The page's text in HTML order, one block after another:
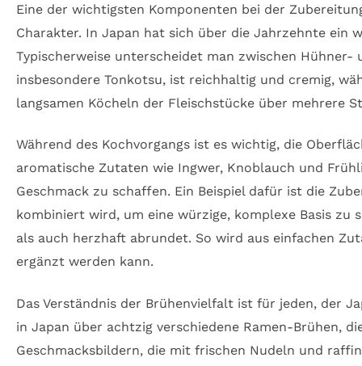
Eine der wichtigsten Komponenten bei der
Charakter. In Japan hat sich über die Jahrzehnte ein
Typischerweise unterscheidet man zwischen
insbesondere Tonkotsu, ist reichhaltig und cremig,
langsamen Köcheln der Fleischstücke über mehrere
Während des Kochvorgangs ist es wichtig, die
aromatische Zutaten wie Ingwer, Knoblauch und
Geschmack zu schaffen. Ein Beispiel dafür ist die
kombiniert wird, um eine würzige, komplexe Basis zu
als auch herzhaft abrundet. So wird aus einfachen
ergänzt werden kann.
Das Verständnis der Brühenvielfalt ist für jeden, der
in Japan über achtzig verschiedene Ramen-Brühen,
Geschmacksbildern, die mit frischen Nudeln und